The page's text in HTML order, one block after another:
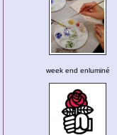
week end enluminé